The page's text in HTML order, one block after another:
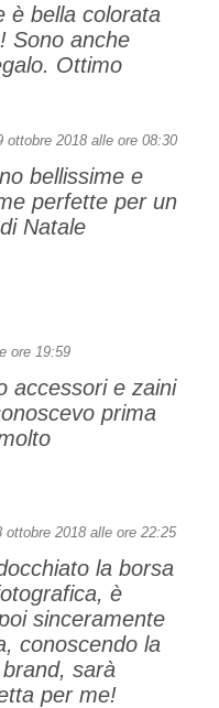
è bella colorata
Sono anche
Ottimo
ottobre 2018 alle ore 08:30
bellissime e
perfette per un
Natale
ore 19:59
accessori e zaini
prima
ottobre 2018 alle ore 22:25
la borsa
è
sinceramente
conoscendo la
sarà
per me!